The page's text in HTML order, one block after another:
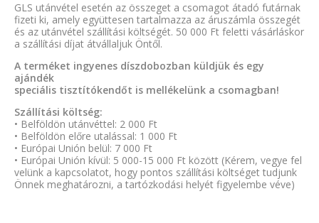
GLS utánvétel esetén az összeget a csomagot átadó futárnak
fizeti ki, amely együttesen tartalmazza az áruszámla összegét
és az utánvétel szállítási költségét. 50 000 Ft feletti vásárláskor
a szállítási díjat átvállaljuk Öntől.
A terméket ingyenes díszdobozban küldjük és egy
ajándék
speciális tisztítókendőt is mellékelünk a csomagban!
Szállítási költség:
• Belföldön utánvéttel: 2 000 Ft
• Belföldön előre utalással: 1 000 Ft
• Európai Unión belül: 7 000 Ft
• Európai Unión kívül: 5 000-15 000 Ft között (Kérem, vegye fel
velünk a kapcsolatot, hogy pontos szállítási költséget tudjunk
Önnek meghatározni, a tartózkodási helyét figyelembe véve)